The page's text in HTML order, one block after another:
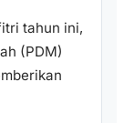
tahun ini,
(PDM)